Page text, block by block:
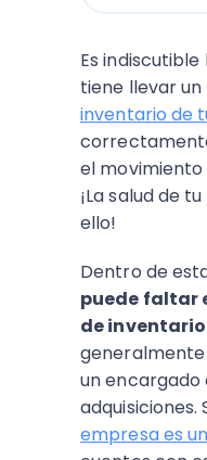
Es
tiene llevar
inventario de
el
¡La salud de
ello!
Dentro de
puede faltar
de
un
adquisiciones.
empresa es